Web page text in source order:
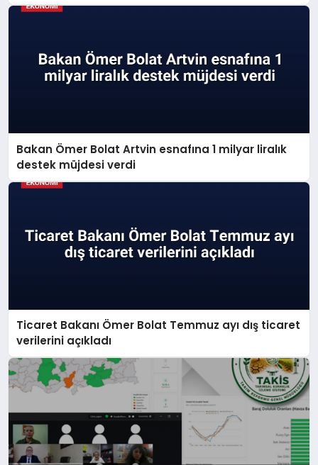
Bakan Ömer Bolat Artvin esnafına 1 milyar liralık
destek müjdesi verdi
Ticaret Bakanı Ömer Bolat Temmuz ayı dış ticaret
verilerini açıkladı